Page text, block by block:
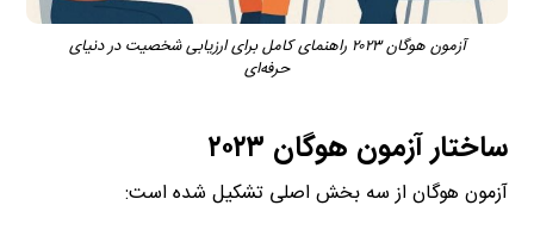
آزمون هوگان ۲۰۲۳ راهنمای کامل برای ارزیابی شخصیت در دنیای
حرفه‌ای
ساختار آزمون هوگان ۲۰۲۳
آزمون هوگان از سه بخش اصلی تشکیل شده است: